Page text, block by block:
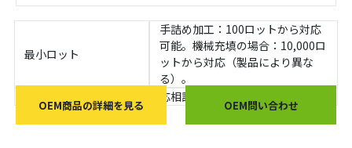
最小ロット
手詰め加工：100ロットから対応
可能。機械充填の場合：10,000ロ
ットから対応（製品により異な
る）。
最小見積もり金額
応相談
OEM商品の詳細を見る OEM問い合わせ